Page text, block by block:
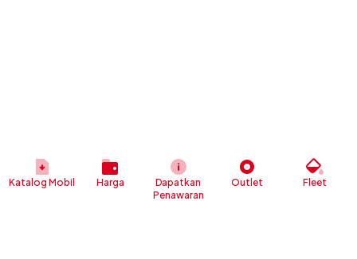
Katalog Mobil Harga
Dapatkan
Penawaran
Outlet Fleet